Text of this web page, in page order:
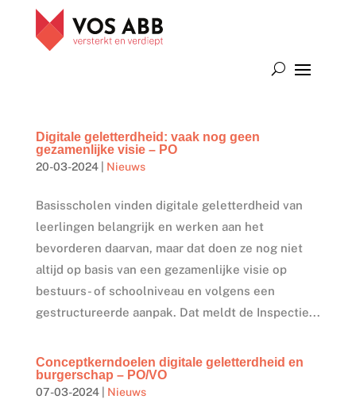
Digitale geletterdheid: vaak nog geen
gezamenlijke visie – PO
20-03-2024| Nieuws
Basisscholen vinden digitale geletterdheid van
leerlingen belangrijk en werken aan het
bevorderen daarvan, maar dat doen ze nog niet
altijd op basis van een gezamenlijke visie op
bestuurs- of schoolniveau en volgens een
gestructureerde aanpak. Dat meldt de Inspectie...
Conceptkerndoelen digitale geletterdheid en
burgerschap – PO/VO
07-03-2024| Nieuws